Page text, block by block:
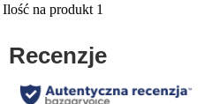
Ilość na produkt 1